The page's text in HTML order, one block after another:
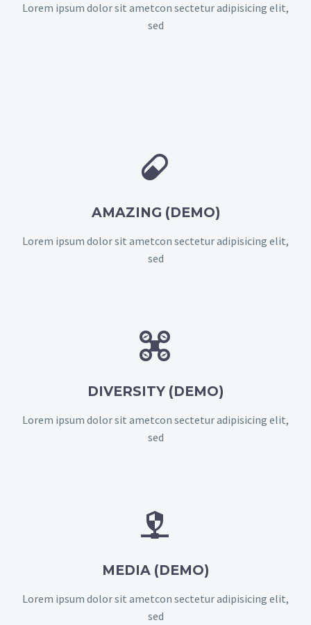
Lorem ipsum dolor sit ametcon sectetur adipisicing elit,
sed


AMAZING (DEMO)
Lorem ipsum dolor sit ametcon sectetur adipisicing elit,
sed


DIVERSITY (DEMO)
Lorem ipsum dolor sit ametcon sectetur adipisicing elit,
sed


MEDIA (DEMO)
Lorem ipsum dolor sit ametcon sectetur adipisicing elit,
sed